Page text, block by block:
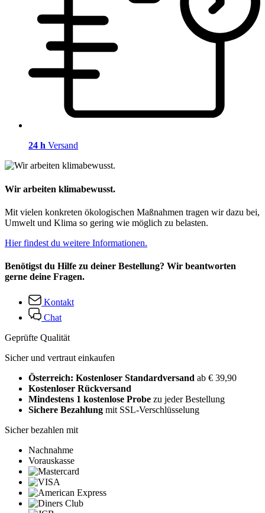
24 h Versand
Wir arbeiten klimabewusst.
Mit vielen konkreten ökologischen Maßnahmen tragen wir dazu bei,
Umwelt und Klima so gering wie möglich zu belasten.
Hier findest du weitere Informationen.
Benötigst du Hilfe zu deiner Bestellung? Wir beantworten
gerne deine Fragen.
Kontakt
Chat
Geprüfte Qualität
Sicher und vertraut einkaufen
Österreich: Kostenloser Standardversand ab € 39,90
Kostenloser Rückversand
Mindestens 1 kostenlose Probe zu jeder Bestellung
Sichere Bezahlung mit SSL-Verschlüsselung
Sicher bezahlen mit
Nachnahme
Vorauskasse